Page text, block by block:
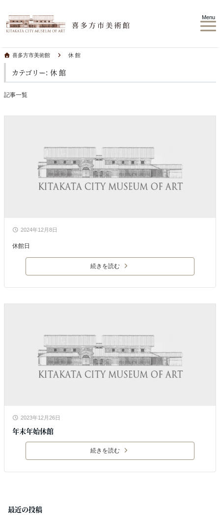
Menu
喜多方市美術館 休 館
カテゴリー: 休 館
記事一覧
2024年12月8日
休館日
続きを読む
2023年12月26日
年末年始休館
続きを読む
最近の投稿